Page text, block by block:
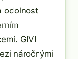
odolnost
GIVI
náročnými